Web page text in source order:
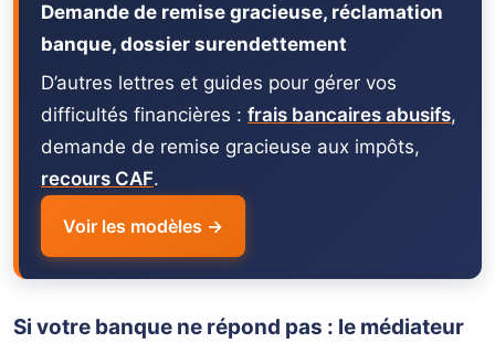
Demande de remise gracieuse, réclamation
banque, dossier surendettement
D’autres lettres et guides pour gérer vos
difficultés financières : frais bancaires abusifs,
demande de remise gracieuse aux impôts,
recours CAF.
Voir les modèles →
Si votre banque ne répond pas : le médiateur